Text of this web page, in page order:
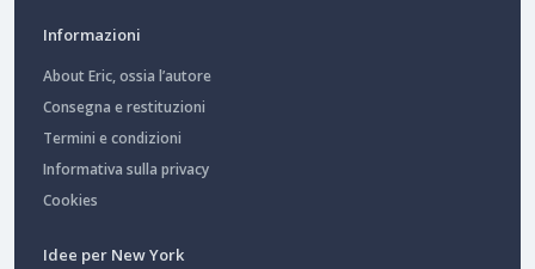
Informazioni
About Eric, ossia l’autore
Consegna e restituzioni
Termini e condizioni
Informativa sulla privacy
Cookies
Idee per New York